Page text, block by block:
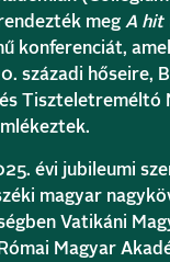
meg A hit
konferenciát,
századi hőseire,
Tiszteletreméltó
évi jubileumi
magyar
Vatikáni
Magyar